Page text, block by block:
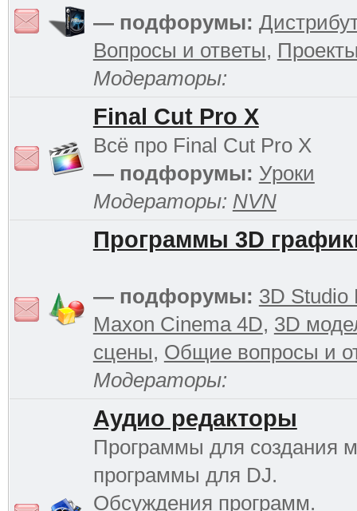
— подфорумы:
Вопросы и ответы,
Модераторы:
Final Cut Pro X
Всё про Final Cut Pro X
— подфорумы: Уроки
Модераторы: NVN
Программы 3D
— подфорумы: 3D Studio
Maxon Cinema 4D, 3D
сцены, Общие вопросы и
Модераторы:
Аудио редакторы
Программы для создания
программы для DJ.
Обсуждения программ.